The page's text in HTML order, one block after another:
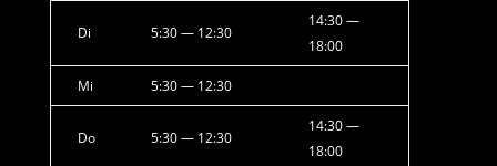
Di 5:30 — 12:30
14:30 —
18:00
Mi 5:30 — 12:30
Do 5:30 — 12:30
14:30 —
18:00